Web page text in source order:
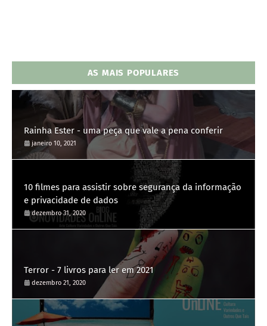
AS MAIS POPULARES
Rainha Ester - uma peça que vale a pena conferir
janeiro 10, 2021
10 filmes para assistir sobre segurança da informação
e privacidade de dados
dezembro 31, 2020
Terror - 7 livros para ler em 2021
dezembro 21, 2020